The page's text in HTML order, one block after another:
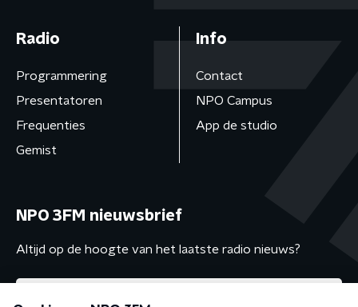
Radio
Programmering
Presentatoren
Frequenties
Gemist
Info
Contact
NPO Campus
App de studio
NPO 3FM nieuwsbrief
Altijd op de hoogte van het laatste radio nieuws?